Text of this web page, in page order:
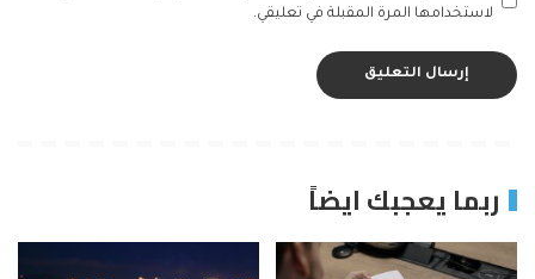
لاستخدامها المرة المقبلة في تعليقي.
ربما يعجبك ايضاً